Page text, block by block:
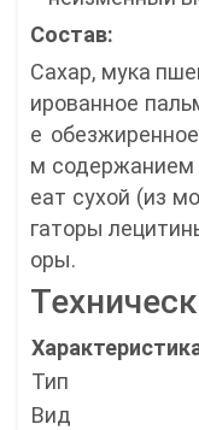
Состав:
Сахар, мука
ированное
е
м содержанием
еат сухой (из
гаторы
оры.
Тип
Вид